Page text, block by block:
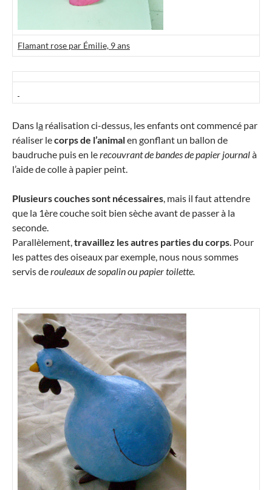
Flamant rose par Émilie, 9 ans
Dans la réalisation ci-dessus, les enfants ont commencé par
réaliser lecorps de l’animalen gonflant un ballon de
baudruche puis en lerecouvrant de bandes de papier journalà
l’aide de colle à papier peint.
Plusieurs couches sont nécessaires, mais il faut attendre
que la 1ère couche soit bien sèche avant de passer à la
seconde.
Parallèlement,travaillez les autres parties du corps. Pour
les pattes des oiseaux par exemple, nous nous sommes
servis derouleaux de sopalin ou papier toilette.